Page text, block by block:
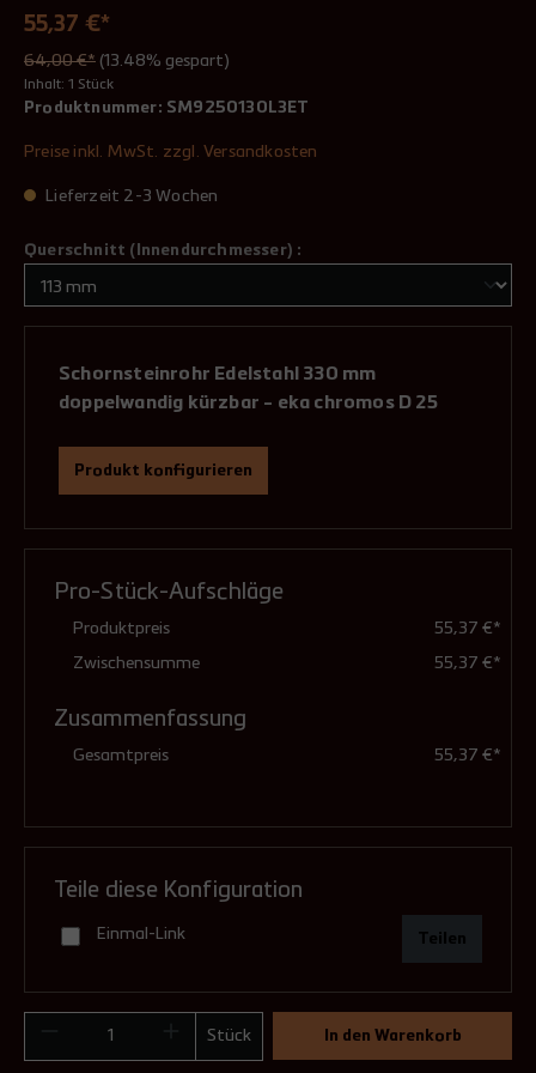
55,37 €*
64,00 €* (13.48% gespart)
Inhalt: 1 Stück
Produktnummer: SM9250130L3ET
Preise inkl. MwSt. zzgl. Versandkosten
Lieferzeit 2-3 Wochen
Querschnitt (Innendurchmesser) :
Schornsteinrohr Edelstahl 330 mm
doppelwandig kürzbar - eka chromos D 25
Produkt konfigurieren
Bauteilen ist ein Klemmband erforderlich.
Bei Auswahl "mit Klemmband" liefern wir dieses
gleich mit.
ohne Klemmband
Pro-Stück-Aufschläge
Produktpreis 55,37 €*
Zwischensumme 55,37 €*
Zusammenfassung
Gesamtpreis 55,37 €*
Teile diese Konfiguration
Einmal-Link Teilen
Stück In den Warenkorb